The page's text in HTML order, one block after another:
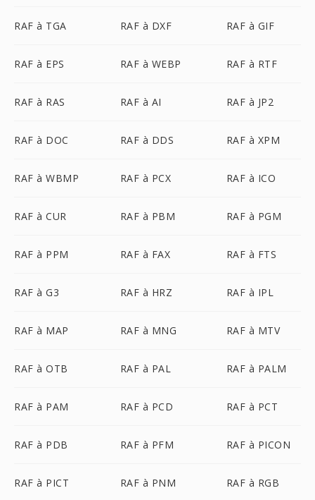
RAF à TGA RAF à DXF RAF à GIF
RAF à EPS RAF à WEBP RAF à RTF
RAF à RAS RAF à AI RAF à JP2
RAF à DOC RAF à DDS RAF à XPM
RAF à WBMP RAF à PCX RAF à ICO
RAF à CUR RAF à PBM RAF à PGM
RAF à PPM RAF à FAX RAF à FTS
RAF à G3 RAF à HRZ RAF à IPL
RAF à MAP RAF à MNG RAF à MTV
RAF à OTB RAF à PAL RAF à PALM
RAF à PAM RAF à PCD RAF à PCT
RAF à PDB RAF à PFM RAF à PICON
RAF à PICT RAF à PNM RAF à RGB